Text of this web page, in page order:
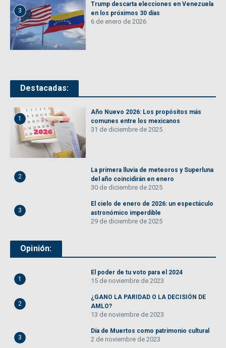
3
Trump descarta elecciones en Venezuela
en los próximos 30 días
6 de enero de 2026
Destacadas:
1
Año Nuevo 2026: Los propósitos más
comunes entre los mexicanos
31 de diciembre de 2025
2
La primera lluvia de meteoros y Superluna
del año coincidirán en enero
30 de diciembre de 2025
3
El cielo de enero de 2026: un espectáculo
astronómico imperdible
29 de diciembre de 2025
Opinión:
1
El poder de tu voto para el 2024
15 de noviembre de 2023
2
¿GANO LA PARIDAD O LA DECISIÓN DE
AMLO?
13 de noviembre de 2023
3
Día de Muertos como patrimonio cultural
2 de noviembre de 2023